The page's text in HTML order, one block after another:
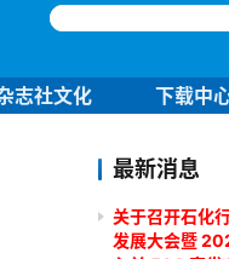
志社文化 下载中
最新消息
关于召开石化
发展大会暨